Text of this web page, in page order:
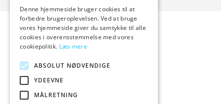
Forside
Varer
Artikler
Denne hjemmeside bruger cookies til at
forbedre brugeroplevelsen. Ved at bruge
vores hjemmeside giver du samtykke til alle
cookies i overensstemmelse med vores
cookiepolitik. Læs mere
ABSOLUT NØDVENDIGE
YDEEVNE
MÅLRETNING